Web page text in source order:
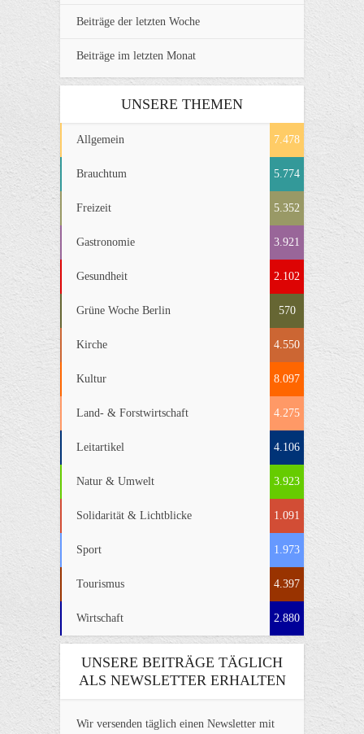
Beiträge der letzten Woche
Beiträge im letzten Monat
UNSERE THEMEN
Allgemein 7.478
Brauchtum 5.774
Freizeit 5.352
Gastronomie 3.921
Gesundheit 2.102
Grüne Woche Berlin 570
Kirche 4.550
Kultur 8.097
Land- & Forstwirtschaft 4.275
Leitartikel 4.106
Natur & Umwelt 3.923
Solidarität & Lichtblicke 1.091
Sport 1.973
Tourismus 4.397
Wirtschaft 2.880
UNSERE BEITRÄGE TÄGLICH
ALS NEWSLETTER ERHALTEN
Wir versenden täglich einen Newsletter mit